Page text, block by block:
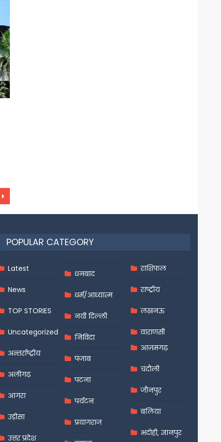
POPULAR CATEGORY
Latest
News
TOP STORIES
Uncategorized
अन्तर्राष्ट्रीय
अलीगढ़
आगरा
उड़ीसा
उत्तर प्रदेश
धनबाद
धर्म/आध्यात्म
नयी दिल्ली
निविदा
पंजाब
पटना
पर्यटन
प्रयागराज
राशिफल
राष्ट्रीय
लखनऊ
वाराणसी
आज़मगढ़
चंदौली
जौनपुर
बलिया
भदोही, ज्ञानपुर